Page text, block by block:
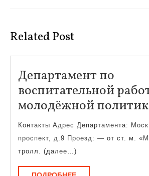
Related Post
Департамент по
воспитательной
молодёжной
Контакты Адрес Департамента:
проспект, д.9 Проезд: — от ст. м.
тролл. (далее…)